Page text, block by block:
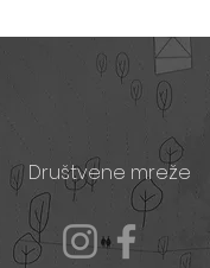
Društvene mreže